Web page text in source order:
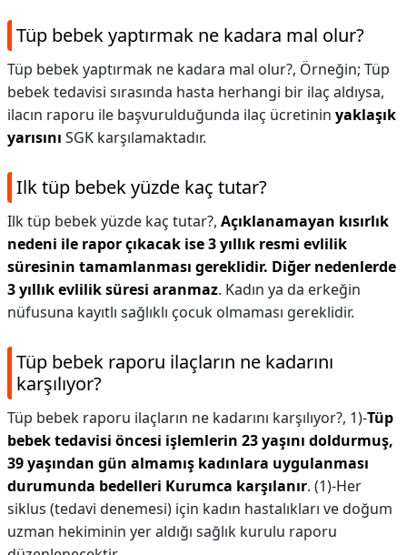
Tüp bebek yaptırmak ne kadara mal olur?
Tüp bebek yaptırmak ne kadara mal olur?, Örneğin; Tüp
bebek tedavisi sırasında hasta herhangi bir ilaç aldıysa,
ilacın raporu ile başvurulduğunda ilaç ücretinin yaklaşık
yarısını SGK karşılamaktadır.
Ilk tüp bebek yüzde kaç tutar?
Ilk tüp bebek yüzde kaç tutar?, Açıklanamayan kısırlık
nedeni ile rapor çıkacak ise 3 yıllık resmi evlilik
süresinin tamamlanması gereklidir. Diğer nedenlerde
3 yıllık evlilik süresi aranmaz. Kadın ya da erkeğin
nüfusuna kayıtlı sağlıklı çocuk olmaması gereklidir.
Tüp bebek raporu ilaçların ne kadarını
karşılıyor?
Tüp bebek raporu ilaçların ne kadarını karşılıyor?, 1)-Tüp
bebek tedavisi öncesi işlemlerin 23 yaşını doldurmuş,
39 yaşından gün almamış kadınlara uygulanması
durumunda bedelleri Kurumca karşılanır. (1)-Her
siklus (tedavi denemesi) için kadın hastalıkları ve doğum
uzman hekiminin yer aldığı sağlık kurulu raporu